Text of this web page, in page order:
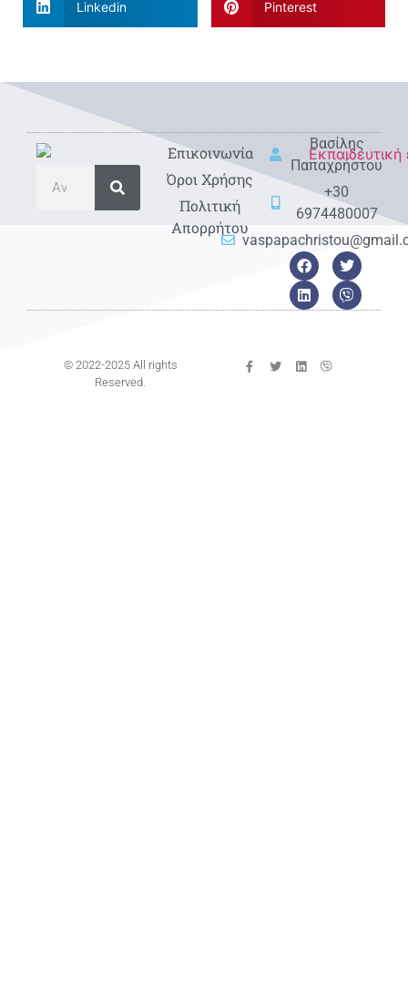
Linkedin Pinterest
Eπικοινωνία
Όροι Χρήσης
Πολιτική
Απορρήτου
Βασίλης
Παπαχρήστου
+30
6974480007
© 2022-2025 All rights
Reserved.